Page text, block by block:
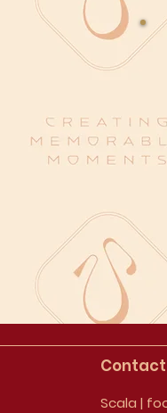
Contact
Scala |